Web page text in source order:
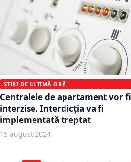
ȘTIRI DE ULTIMĂ ORĂ
Centralele de apartament vor fi
interzise. Interdicția va fi
implementată treptat
15 august 2024